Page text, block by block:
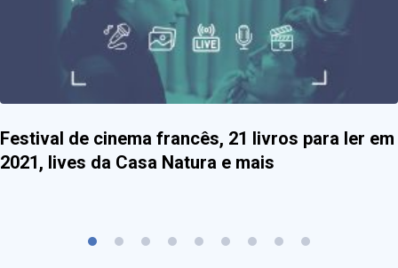
Festival de cinema francês, 21 livros para ler em
2021, lives da Casa Natura e mais